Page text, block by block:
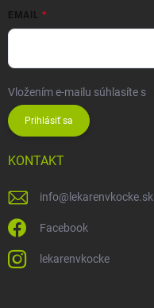
EMAIL
Vložením e-mailu súhlasíte s
Prihlásiť sa
KONTAKT
info@ lekarenvkocke.sk
Facebook
lekarenvkocke